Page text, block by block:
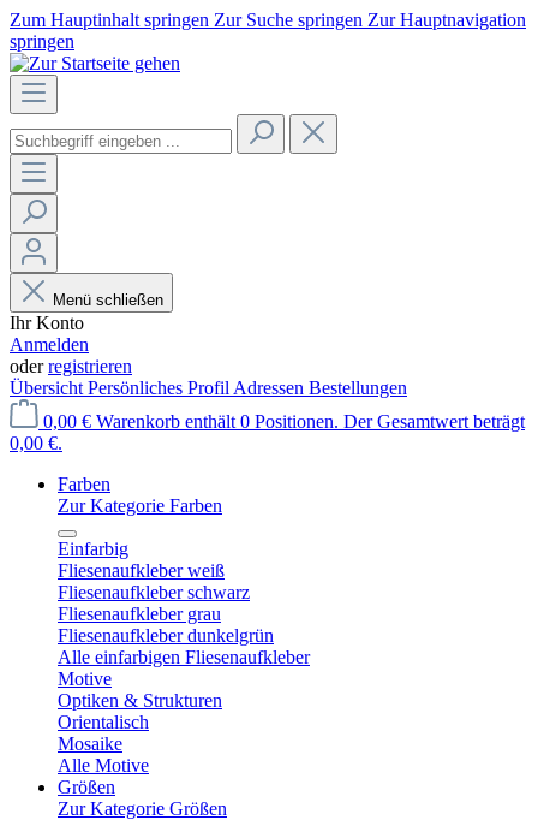
Zum Hauptinhalt springen Zur Suche springen Zur Hauptnavigation
springen
Menü schließen
Ihr Konto
Anmelden
oderregistrieren
Übersicht Persönliches Profil Adressen Bestellungen
0,00 € Warenkorb enthält 0 Positionen. Der Gesamtwert beträgt
0,00 €.
Farben
Zur Kategorie Farben
Einfarbig
Fliesenaufkleber weiß
Fliesenaufkleber schwarz
Fliesenaufkleber grau
Fliesenaufkleber dunkelgrün
Alle einfarbigen Fliesenaufkleber
Motive
Optiken & Strukturen
Orientalisch
Mosaike
Alle Motive
Größen
Zur Kategorie Größen